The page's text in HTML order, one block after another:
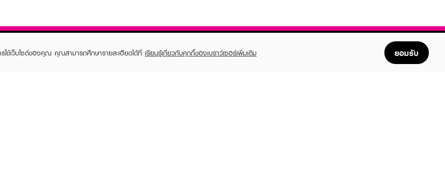
ใช้เว็บไซต์ของคุณ คุณสามารถศึกษารายละเอียดได้ที่ เรียนรู้เกี่ยวกับคุกกี้ของเบราว์เซอร์เพิ่มเติม ยอมรับ